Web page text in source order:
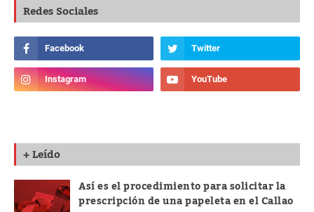
Redes Sociales
+ Leído
Así es el procedimiento para solicitar la
prescripción de una papeleta en el Callao